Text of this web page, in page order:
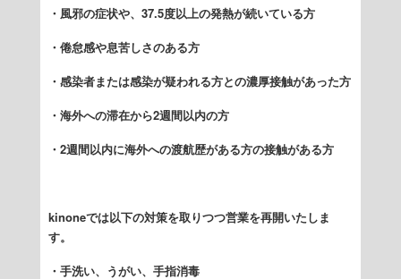
・風邪の症状や、37.5度以上の発熱が続いている方
・倦怠感や息苦しさのある方
・感染者または感染が疑われる方との濃厚接触があった方
・海外への滞在から2週間以内の方
・2週間以内に海外への渡航歴がある方の接触がある方
kinoneでは以下の対策を取りつつ営業を再開いたしま
す。
・手洗い、うがい、手指消毒